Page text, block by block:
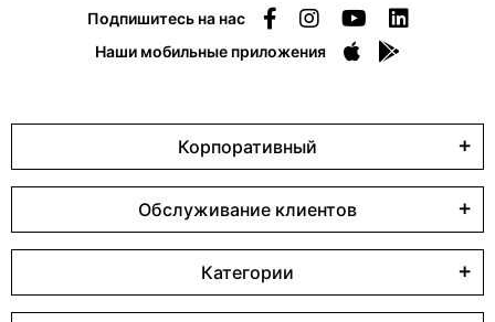
Подпишитесь на нас
Наши мобильные приложения
Корпоративный
Обслуживание клиентов
Категории